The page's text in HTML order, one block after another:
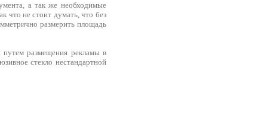
а так же необходимые
что не стоит думать, что без
размерить площадь
путем размещения рекламы в
стекло нестандартной